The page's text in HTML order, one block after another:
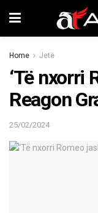
Home Jetë
‘Të nxorri
Reagon
25/02/2024